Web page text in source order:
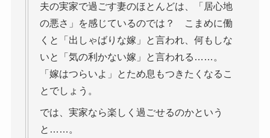
夫の実家で過ごす妻のほとんどは、「居心地
の悪さ」を感じているのでは？ こまめに働
くと「出しゃばりな嫁」と言われ、何もしな
いと「気の利かない嫁」と言われる……。
「嫁はつらいよ」とため息もつきたくなるこ
とでしょう。
では、実家なら楽しく過ごせるのかという
と……。